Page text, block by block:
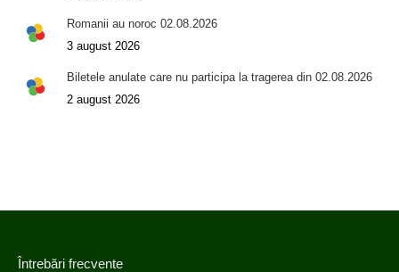
Romanii au noroc 02.08.2026
3 august 2026
Biletele anulate care nu participa la tragerea din 02.08.2026
2 august 2026
Întrebări frecvente